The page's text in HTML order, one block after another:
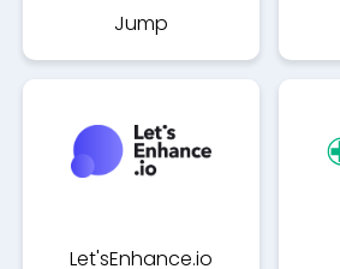
Jump
Let'sEnhance.io